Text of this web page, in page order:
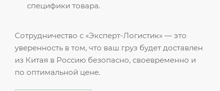
специфики товара.
Сотрудничество с «Эксперт-Логистик» — это
уверенность в том, что ваш груз будет доставлен
из Китая в Россию безопасно, своевременно и
по оптимальной цене.